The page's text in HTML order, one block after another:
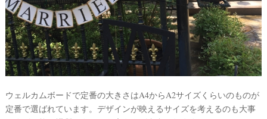
ウェルカムボードで定番の大きさはA4からA2サイズくらいのものが
定番で選ばれています。デザインが映えるサイズを考えるのも大事